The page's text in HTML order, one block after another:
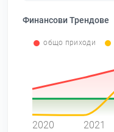
Финансови Трендове
общо приходи
2020 2021